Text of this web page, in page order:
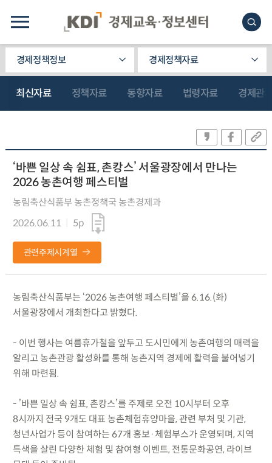
경제정책정보 경제정책자료
최신자료 정책자료 동향자료 법령자료 경제관
‘바쁜 일상 속 쉼표, 촌캉스’ 서울광장에서 만나는
2026 농촌여행 페스티벌
농림축산식품부 농촌정책국 농촌경제과
2026.06.11
5p
관련주제시계열
농림축산식품부는 ‘2026 농촌여행 페스티벌’을 6.16.(화)
서울광장에서 개최한다고 밝혔다.
- 이번 행사는 여름휴가철을 앞두고 도시민에게 농촌여행의 매력을
알리고 농촌관광 활성화를 통해 농촌지역 경제에 활력을 불어넣기
위해 마련됨.
- ’바쁜 일상 속 쉼표, 촌캉스’를 주제로 오전 10시부터 오후
8시까지 전국 9개도 대표 농촌체험휴양마을, 관련 부처 및 기관,
청년사업가 등이 참여하는 67개 홍보·체험부스가 운영되며, 지역
특색을 살린 다양한 체험 및 참여형 이벤트, 전통문화공연, 라이브